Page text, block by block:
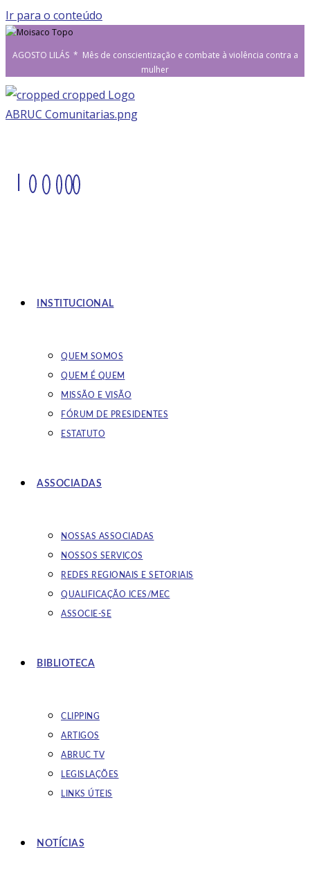
Ir para o conteúdo
AGOSTO LILÁS * Mês de conscientização e combate à violência contra a
mulher
|
INSTITUCIONAL
QUEM SOMOS
QUEM É QUEM
MISSÃO E VISÃO
FÓRUM DE PRESIDENTES
ESTATUTO
ASSOCIADAS
NOSSAS ASSOCIADAS
NOSSOS SERVIÇOS
REDES REGIONAIS E SETORIAIS
QUALIFICAÇÃO ICES/MEC
ASSOCIE-SE
BIBLIOTECA
CLIPPING
ARTIGOS
ABRUC TV
LEGISLAÇÕES
LINKS ÚTEIS
NOTÍCIAS